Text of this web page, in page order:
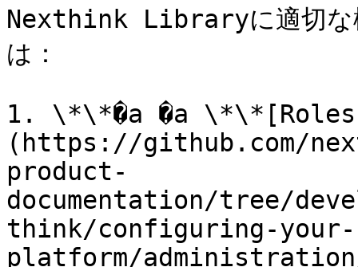
Nexthink Libraryに適切な
は：
1. \*\*�a �a
(https://github.com/
product-
documentation/tree/
think/configuring-your-
platform/